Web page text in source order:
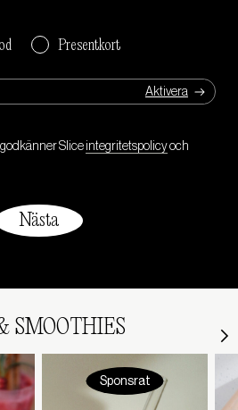
Presentkort
Slice integritetspolicyoch
SMOOTHIES
Sponsrat